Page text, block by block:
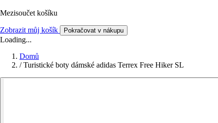
Mezisoučet košíku
Zobrazit můj košík Pokračovat v nákupu
Loading...
Domů
/ Turistické boty dámské adidas Terrex Free Hiker SL